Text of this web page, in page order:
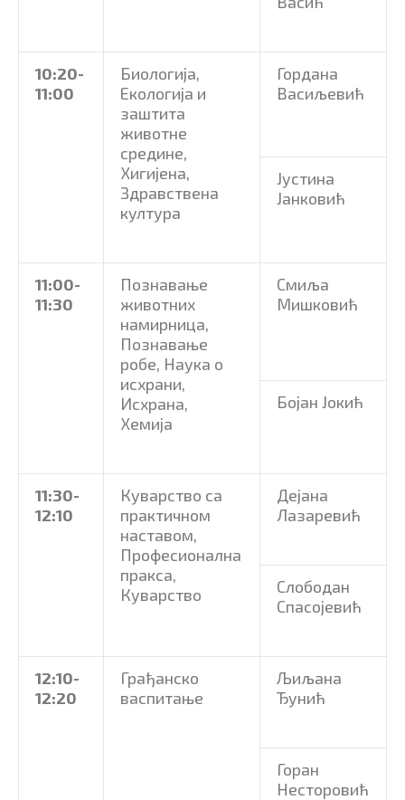
10:20-
11:00
Биологија,
Екологија и
заштита
животне
средине,
Хигијена,
Здравствена
култура
Гордана
Васиљевић
Јустина
Јанковић
11:00-
11:30
Познавање
животних
намирница,
Познавање
робе, Наука о
исхрани,
Исхрана,
Хемија
Смиља
Мишковић
Бојан Јокић
11:30-
12:10
Куварство са
практичном
наставом,
Професионална
пракса,
Куварство
Дејана
Лазаревић
Слободан
Спасојевић
12:10-
12:20
Грађанско
васпитање
Љиљана
Ђунић
Горан
Несторовић